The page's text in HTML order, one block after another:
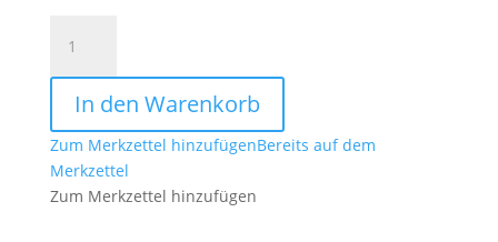
Flagge
150
x
90
cm
Menge
In den Warenkorb
Zum Merkzettel hinzufügenBereits auf dem
Merkzettel
Zum Merkzettel hinzufügen